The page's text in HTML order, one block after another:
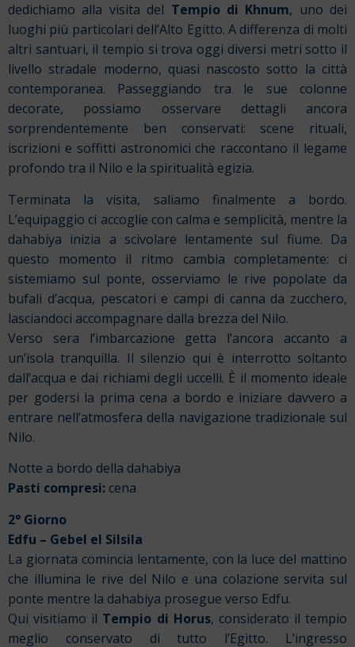
dedichiamo alla visita del Tempio di Khnum, uno dei
luoghi più particolari dell’Alto Egitto. A differenza di molti
altri santuari, il tempio si trova oggi diversi metri sotto il
livello stradale moderno, quasi nascosto sotto la città
contemporanea. Passeggiando tra le sue colonne
decorate, possiamo osservare dettagli ancora
sorprendentemente ben conservati: scene rituali,
iscrizioni e soffitti astronomici che raccontano il legame
profondo tra il Nilo e la spiritualità egizia.
Terminata la visita, saliamo finalmente a bordo.
L’equipaggio ci accoglie con calma e semplicità, mentre la
dahabiya inizia a scivolare lentamente sul fiume. Da
questo momento il ritmo cambia completamente: ci
sistemiamo sul ponte, osserviamo le rive popolate da
bufali d’acqua, pescatori e campi di canna da zucchero,
lasciandoci accompagnare dalla brezza del Nilo.
Verso sera l’imbarcazione getta l’ancora accanto a
un’isola tranquilla. Il silenzio qui è interrotto soltanto
dall’acqua e dai richiami degli uccelli. È il momento ideale
per godersi la prima cena a bordo e iniziare davvero a
entrare nell’atmosfera della navigazione tradizionale sul
Nilo.
Notte a bordo della dahabiya
Pasti compresi: cena
2° Giorno
Edfu – Gebel el Silsila
La giornata comincia lentamente, con la luce del mattino
che illumina le rive del Nilo e una colazione servita sul
ponte mentre la dahabiya prosegue verso Edfu.
Qui visitiamo il Tempio di Horus, considerato il tempio
meglio conservato di tutto l’Egitto. L’ingresso